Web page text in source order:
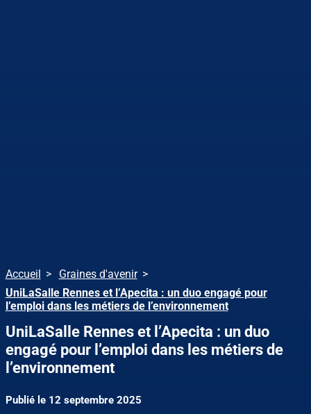
Accueil
Graines d'avenir
UniLaSalle Rennes et l’Apecita : un duo engagé pour
l’emploi dans les métiers de l’environnement
UniLaSalle Rennes et l’Apecita : un duo
engagé pour l’emploi dans les métiers de
l’environnement
Publié le 12 septembre 2025